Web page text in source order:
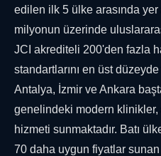
edilen ilk 5 ülke arasında yer
milyonun üzerinde
JCI akrediteli 200'den fazla
standartlarını en üst
Antalya, İzmir ve Ankara
genelindeki modern klinikler,
hizmeti sunmaktadır. Batı
70 daha uygun fiyatlar sunan